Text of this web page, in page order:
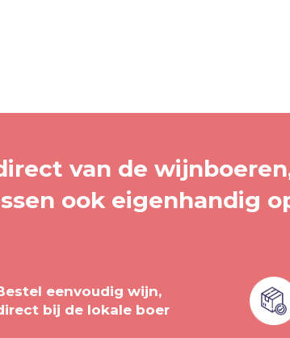
van de
ook eigenhandig
eenvoudig wijn,
bij de lokale boer